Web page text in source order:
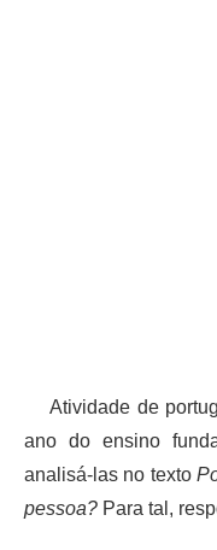
Atividade de
ano do ensino
analisá-las no texto
pessoa? Para tal,